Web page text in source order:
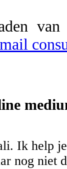
Ik help
nog niet